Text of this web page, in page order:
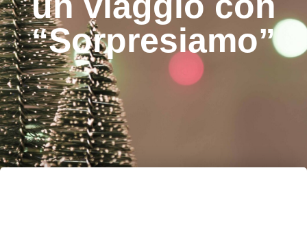
“Sorpresiamo”